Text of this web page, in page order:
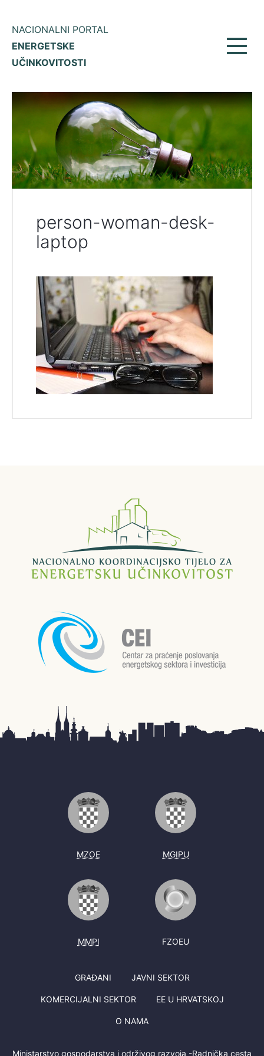
NACIONALNI PORTAL
ENERGETSKE
UČINKOVITOSTI
person-woman-desk-
laptop
MZOE MGIPU
MMPI FZOEU
GRAĐANI JAVNI SEKTOR
KOMERCIJALNI SEKTOR EE U HRVATSKOJ
O NAMA
Ministarstvo gospodarstva i održivog razvoja -Radnička cesta